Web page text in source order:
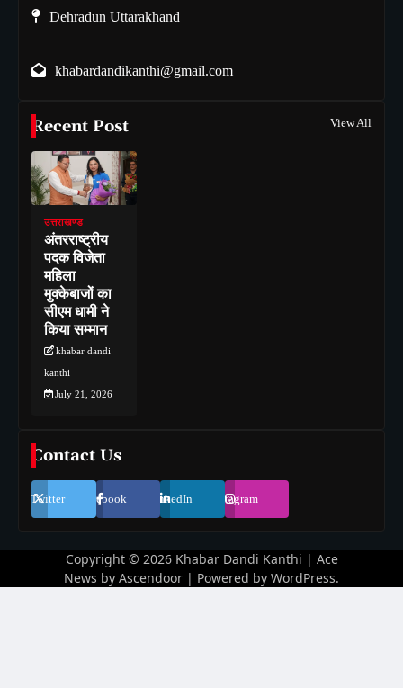
Dehradun Uttarakhand
khabardandikanthi@gmail.com
Recent Post View All
उत्तराखण्ड
अंतरराष्ट्रीय
पदक विजेता
महिला
मुक्केबाजों का
सीएम धामी ने
किया सम्मान
khabar dandi
kanthi
July 21, 2026
Contact Us
Twitter Facebook LinkedIn Instagram
Copyright © 2026 Khabar Dandi Kanthi | Ace
News by Ascendoor | Powered by WordPress.